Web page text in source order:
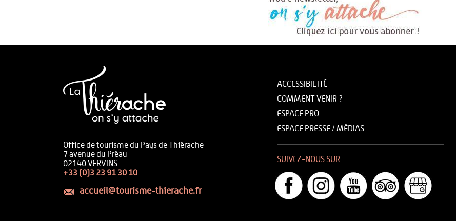
Office de tourisme du Pays de Thiérache
7 avenue du Préau
02140 VERVINS
+33 (0)3 23 91 30 10
accueil@tourisme-thierache.fr
ACCESSIBILITÉ
COMMENT VENIR ?
ESPACE PRO
ESPACE PRESSE / MÉDIAS
SUIVEZ-NOUS SUR